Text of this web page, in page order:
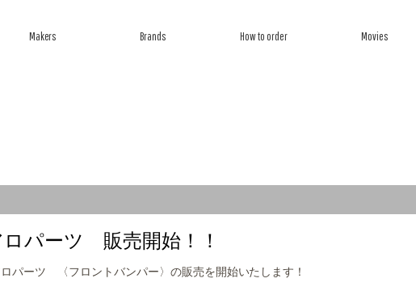
Makers Brands How to order Movies
パーツ 販売開始！！
パーツ 〈フロントバンパー〉の販売を開始いたします！